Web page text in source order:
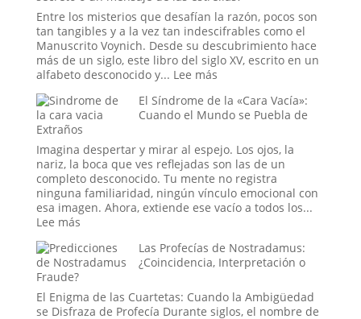
sus
El
Misterio
Ciencia
de
Entre los misterios que desafían la razón, pocos son
tan tangibles y a la vez tan indescifrables como el
Manuscrito Voynich. Desde su descubrimiento hace
más de un siglo, este libro del siglo XV, escrito en un
alfabeto desconocido y... Lee más:
Manuscrito
Voynich:
engaño
medieval,
un
tratado
secreto
mensaje
de
estrellas?
El Síndrome de la «Cara Vacía»:
Cuando el Mundo se Puebla de
Extraños
Imagina despertar y mirar al espejo. Los ojos, la
nariz, la boca que ves reflejadas son las de un
completo desconocido. Tu mente no registra
ninguna familiaridad, ningún vínculo emocional con
esa imagen. Ahora, extiende ese vacío a todos los...
Lee más:
Síndrome
de
«Cara
Vacía»:
Las Profecías de Nostradamus:
¿Coincidencia, Interpretación o
Fraude?
El Enigma de las Cuartetas: Cuando la Ambigüedad
se Disfraza de Profecía Durante siglos, el nombre de